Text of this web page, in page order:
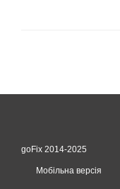
goFix 2014-2025
Мобільна версія